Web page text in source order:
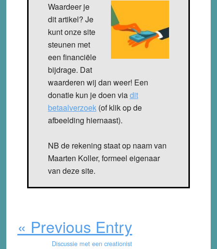
Waardeer je
dit artikel? Je
kunt onze site
steunen met
een financiële
bijdrage. Dat
waarderen wij dan weer! Een
donatie kun je doen viadit
betaalverzoek(of klik op de
afbeelding hiernaast).
NB de rekening staat op naam van
Maarten Koller, formeel eigenaar
van deze site.
« Previous Entry
Discussie met een creationist